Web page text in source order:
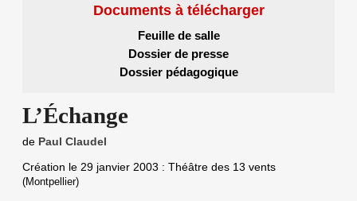
Documents à télécharger
Feuille de salle
Dossier de presse
Dossier pédagogique
L’Échange
de Paul Claudel
Création le 29 janvier 2003 : Théâtre des 13 vents
(Montpellier)